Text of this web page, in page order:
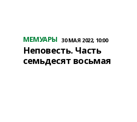
МЕМУАРЫ 30 МАЯ 2022, 10:00
Неповесть. Часть
семьдесят восьмая